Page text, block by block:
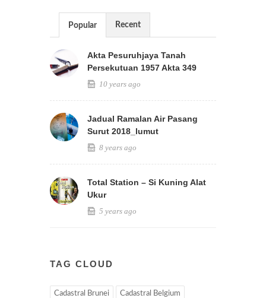
Popular Recent
Akta Pesuruhjaya Tanah
Persekutuan 1957 Akta 349
10 years ago
Jadual Ramalan Air Pasang
Surut 2018_lumut
8 years ago
Total Station – Si Kuning Alat
Ukur
5 years ago
TAG CLOUD
Cadastral Brunei Cadastral Belgium